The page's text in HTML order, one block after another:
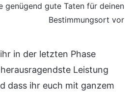
genügend gute Taten für deinen
Bestimmungsort vor
in der letzten Phase
Leistung
dass ihr euch mit ganzem